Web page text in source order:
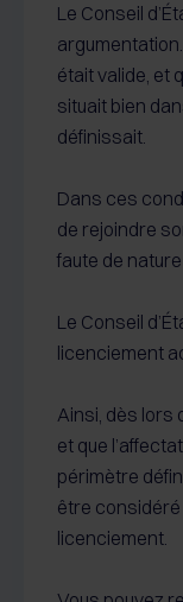
Le Conseil
était valide, et
situait bien
définissait.
Dans ces
de rejoindre
faute de
Le Conseil
licenciement
Ainsi, dès lors
et que
périmètre
être considéré
licenciement.